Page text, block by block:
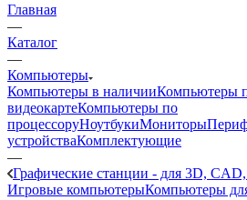
Главная
—
Каталог
—
Компьютеры
Компьютеры в наличииКомпьютеры
видеокартеКомпьютеры по
процессоруНоутбукиМониторы
устройстваКомплектующие
—
Графические станции - для 3D,
Игровые компьютерыКомпьютеры